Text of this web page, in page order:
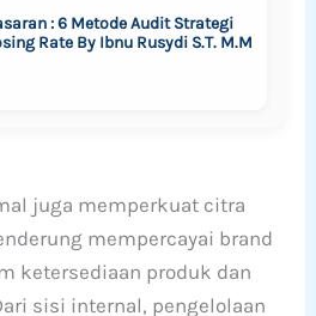
: 6 Metode Audit Strategi
Rate By Ibnu Rusydi S.T. M.M
juga memperkuat citra
mempercayai brand
ketersediaan produk dan
sisi internal, pengelolaan